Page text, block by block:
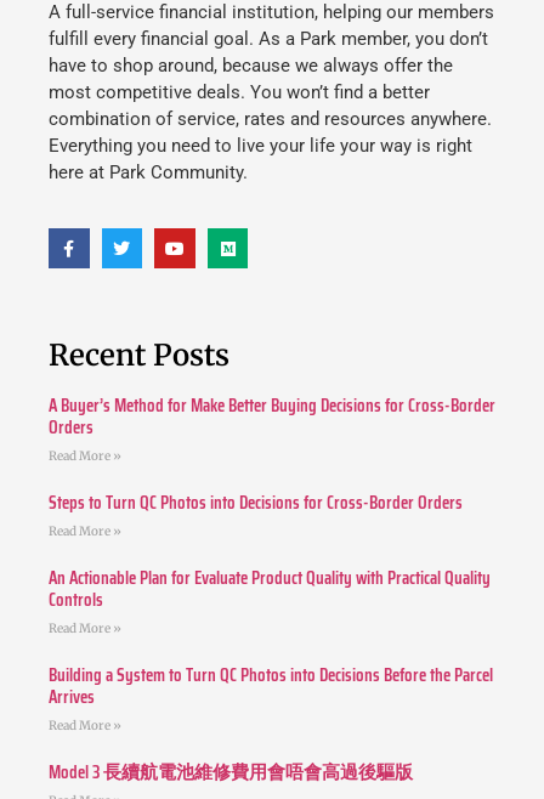
A full-service financial institution, helping our members
fulfill every financial goal. As a Park member, you don’t
have to shop around, because we always offer the
most competitive deals. You won’t find a better
combination of service, rates and resources anywhere.
Everything you need to live your life your way is right
here at Park Community.
Recent Posts
A Buyer’s Method for Make Better Buying Decisions for Cross-Border
Orders
Read More »
Steps to Turn QC Photos into Decisions for Cross-Border Orders
Read More »
An Actionable Plan for Evaluate Product Quality with Practical Quality
Controls
Read More »
Building a System to Turn QC Photos into Decisions Before the Parcel
Arrives
Read More »
Model 3 長續航電池維修費用會唔會高過後驅版